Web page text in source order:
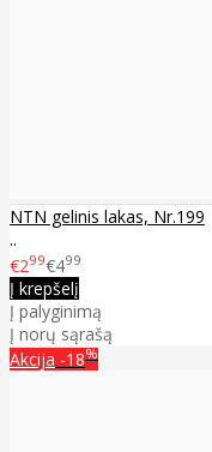
NTN gelinis lakas, Nr.199
..
€299€499
Į krepšelį
Į palyginimą
Į norų sąrašą
Akcija -18%